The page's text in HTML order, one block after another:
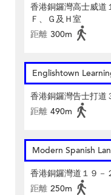
香港銅鑼灣高士威道
Ｆ、Ｇ及Ｈ室
距離 300m
Englishtown
香港銅鑼灣告士打道
距離 490m
Modern Spanish
香港銅鑼灣道１９－
距離 250m